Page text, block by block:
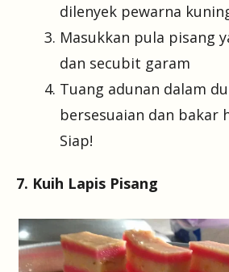
dilenyek pewarna
Masukkan pula pisang
dan secubit garam
Tuang adunan dalam
bersesuaian dan bakar
Siap!
7. Kuih Lapis Pisang